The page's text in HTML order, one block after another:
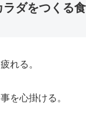
ダをつくる
れる。
を心掛ける。